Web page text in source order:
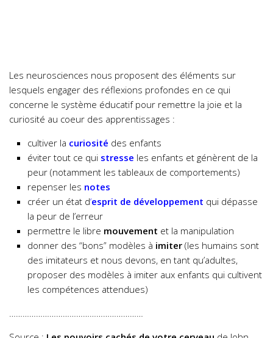
Les neurosciences nous proposent des éléments sur
lesquels engager des réflexions profondes en ce qui
concerne le système éducatif pour remettre la joie et la
curiosité au coeur des apprentissages :
cultiver la curiosité des enfants
éviter tout ce qui stresse les enfants et génèrent de la
peur (notamment les tableaux de comportements)
repenser les notes
créer un état d‘esprit de développement qui dépasse
la peur de l’erreur
permettre le libre mouvement et la manipulation
donner des “bons” modèles à imiter (les humains sont
des imitateurs et nous devons, en tant qu’adultes,
proposer des modèles à imiter aux enfants qui cultivent
les compétences attendues)